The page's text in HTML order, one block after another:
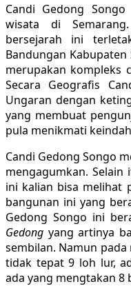
Candi Gedong
wisata di
bersejarah ini
Bandungan
merupakan kompleks
Secara Geografis
Ungaran dengan
yang membuat
pula menikmati
Candi Gedong Songo
mengagumkan.
ini kalian bisa melihat
bangunan ini yang
Gedong Songo ini
Gedong yang artinya
sembilan. Namun
tidak tepat 9 loh lur,
ada yang mengtakan 8